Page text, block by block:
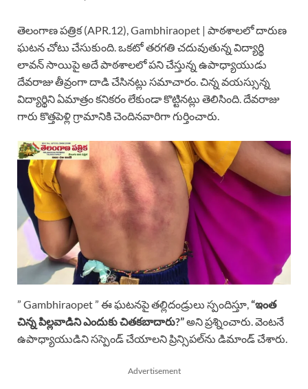
తెలంగాణ పత్రిక (APR.12), Gambhiraopet | పాఠశాలలో దారుణ
ఘటన చోటు చేసుకుంది. ఒకటో తరగతి చదువుతున్న విద్యార్థి
లావన్ సాయిపై అదే పాఠశాలలో పని చేస్తున్న ఉపాధ్యాయుడు
దేవరాజు తీవ్రంగా దాడి చేసినట్లు సమాచారం. చిన్న వయస్సున్న
విద్యార్థిని ఏమాత్రం కనికరం లేకుండా కొట్టినట్లు తెలిసింది. దేవరాజు
గారు కొత్తపెళ్లి గ్రామానికి చెందినవారిగా గుర్తించారు.
” Gambhiraopet ” ఈ ఘటనపై తల్లిదండ్రులు స్పందిస్తూ,“ఇంత
చిన్న పిల్లవాడిని ఎందుకు చితకబాదారు?”అని ప్రశ్నించారు. వెంటనే
ఉపాధ్యాయుడిని సస్పెండ్ చేయాలని ప్రిన్సిపల్‌ను డిమాండ్ చేశారు.
Advertisement